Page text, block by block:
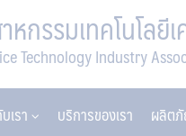
กรรมเทคโนโลยี
Technology Industry
เรา บริการของเรา ผลิต